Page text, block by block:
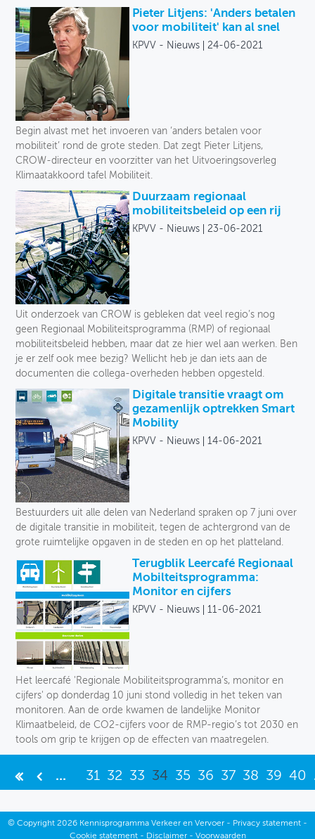
Pieter Litjens: 'Anders betalen
voor mobiliteit' kan al snel
KPVV - Nieuws 24-06-2021
Begin alvast met het invoeren van ‘anders betalen voor
mobiliteit’ rond de grote steden. Dat zegt Pieter Litjens,
CROW-directeur en voorzitter van het Uitvoeringsoverleg
Klimaatakkoord tafel Mobiliteit.
Duurzaam regionaal
mobiliteitsbeleid op een rij
KPVV - Nieuws 23-06-2021
Uit onderzoek van CROW is gebleken dat veel regio’s nog
geen Regionaal Mobiliteitsprogramma (RMP) of regionaal
mobiliteitsbeleid hebben, maar dat ze hier wel aan werken. Ben
je er zelf ook mee bezig? Wellicht heb je dan iets aan de
documenten die collega-overheden hebben opgesteld.
Digitale transitie vraagt om
gezamenlijk optrekken Smart
Mobility
KPVV - Nieuws 14-06-2021
Bestuurders uit alle delen van Nederland spraken op 7 juni over
de digitale transitie in mobiliteit, tegen de achtergrond van de
grote ruimtelijke opgaven in de steden en op het platteland.
Terugblik Leercafé Regionaal
Mobilteitsprogramma:
Monitor en cijfers
KPVV - Nieuws 11-06-2021
Het leercafé 'Regionale Mobiliteitsprogramma’s, monitor en
cijfers' op donderdag 10 juni stond volledig in het teken van
monitoren. Aan de orde kwamen de landelijke Monitor
Klimaatbeleid, de CO2-cijfers voor de RMP-regio’s tot 2030 en
tools om grip te krijgen op de effecten van maatregelen.
... 31 32 33 34 35 36 37 38 39 40
© Copyright 2026 Kennisprogramma Verkeer en Vervoer - Privacy statement -
Cookie statement- Disclaimer- Voorwaarden